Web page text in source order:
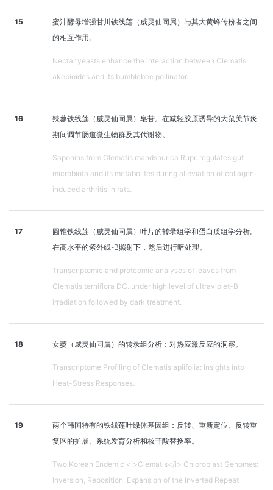
15
蜜汁酵母增强甘川铁线莲（威灵仙同属）与其大黄蜂传粉者之间
的相互作用。
Nectar yeasts enhance the interaction between Clematis
akebioides and its bumblebee pollinator.
16
辣蓼铁线莲（威灵仙同属）皂苷。在减轻胶原诱导的大鼠关节炎
期间调节肠道微生物群及其代谢物。
Saponins from Clematis mandshurica Rupr. regulates gut
microbiota and its metabolites during alleviation of collagen-
induced arthritis in rats.
17
圆锥铁线莲（威灵仙同属）叶片的转录组学和蛋白质组学分析。
在高水平的紫外线-B照射下，然后进行暗处理。
Transcriptomic and proteomic analyses of leaves from
Clematis terniflora DC. under high level of ultraviolet-B
irradiation followed by dark treatment.
18 女萎（威灵仙同属）的转录组分析：对热应激反应的洞察。
Transcriptome Profiling of Clematis apiifolia: Insights into
Heat-Stress Responses.
19
两个韩国特有的铁线莲叶绿体基因组：反转、重新定位、反转重
复区的扩展、系统发育分析和核苷酸替换率。
Two Korean Endemic <i>Clematis</i> Chloroplast Genomes:
Inversion, Reposition, Expansion of the Inverted Repeat